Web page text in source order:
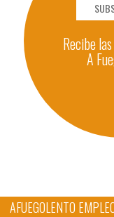
Recibe
A
AFUEGOLENTO